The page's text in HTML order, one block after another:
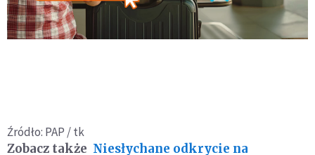
Źródło: PAP / tk
Zobacz także Niesłychane odkrycie na